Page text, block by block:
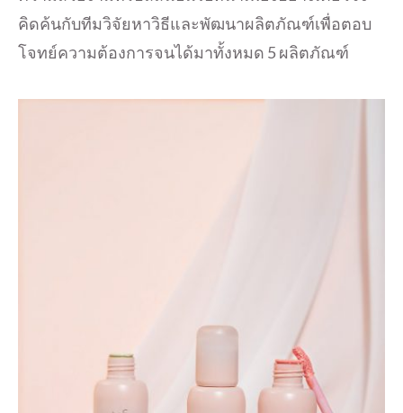
คิดค้นกับทีมวิจัยหาวิธีและพัฒนาผลิตภัณฑ์เพื่อตอบ
โจทย์ความต้องการจนได้มาทั้งหมด 5 ผลิตภัณฑ์